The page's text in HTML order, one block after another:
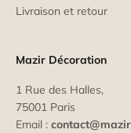
Livraison et retour
Mazir Décoration
1 Rue des Halles,
75001 Paris
Email :